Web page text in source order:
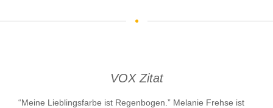
VOX Zitat
“Meine Lieblingsfarbe ist Regenbogen.” Melanie Frehse ist